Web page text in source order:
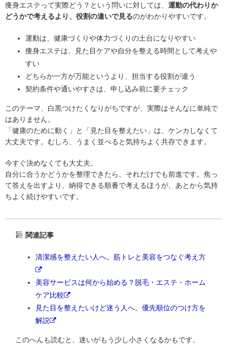
痩身エステって実際どう？という問いに対しては、 運動の代わりか
どうかで考えるより、役割の違いで見るのがわかりやすいです。
運動は、健康づくりや体力づくりの土台になりやすい
痩身エステは、見た目ケアや自分を整える時間として考えや
すい
どちらか一方が万能というより、担当する役割が違う
契約条件や通いやすさは、申し込み前に要チェック
このテーマ、白黒つけたくなりがちですが、実際はそんなに単純で
はありません。
「健康のために動く」と「見た目を整えたい」は、ケンカしなくて
大丈夫です。むしろ、うまく並べると気持ちよく共存できます。
今すぐ決めなくても大丈夫。
自分に合うかどうかを整理できたら、それだけでも前進です。焦っ
て答えを出すより、納得できる順番で考えるほうが、あとから気持
ちよく続けやすいです。
関連記事
清潔感を整えたい人へ。筋トレと美容をつなぐ考え方
美容サービスは何から始める？脱毛・エステ・ホーム
ケア比較
見た目を整えたいけど迷う人へ。優先順位のつけ方を
解説
このへんも読むと、迷いがもう少し小さくなるかもです。